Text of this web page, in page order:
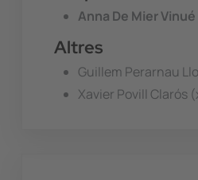
Anna De Mier
Altres
Guillem Perarnau
Xavier Povill Clarós